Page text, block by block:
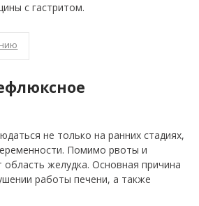
с гастритом.
не только на ранних стадиях,
Помимо рвоты и
желудка. Основная причина
работы печени, а также